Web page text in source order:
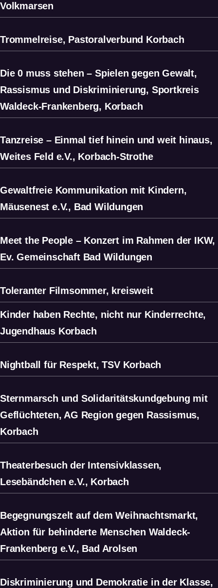
Volkmarsen
Trommelreise, Pastoralverbund Korbach
Die 0 muss stehen – Spielen gegen Gewalt,
Rassismus und Diskriminierung, Sportkreis
Waldeck-Frankenberg, Korbach
Tanzreise – Einmal tief hinein und weit hinaus,
Weites Feld e.V., Korbach-Strothe
Gewaltfreie Kommunikation mit Kindern,
Mäusenest e.V., Bad Wildungen
Meet the People – Konzert im Rahmen der IKW,
Ev. Gemeinschaft Bad Wildungen
Toleranter Filmsommer, kreisweit
Kinder haben Rechte, nicht nur Kinderrechte,
Jugendhaus Korbach
Nightball für Respekt, TSV Korbach
Sternmarsch und Solidaritätskundgebung mit
Geflüchteten, AG Region gegen Rassismus,
Korbach
Theaterbesuch der Intensivklassen,
Lesebändchen e.V., Korbach
Begegnungszelt auf dem Weihnachtsmarkt,
Aktion für behinderte Menschen Waldeck-
Frankenberg e.V., Bad Arolsen
Diskriminierung und Demokratie in der Klasse,